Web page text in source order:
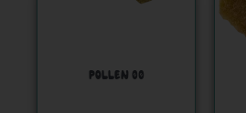
POLLEN 00
être